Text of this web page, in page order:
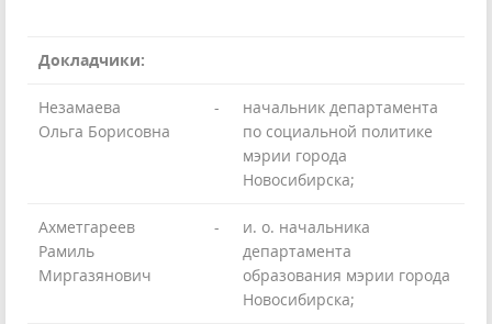
Докладчики:
Незамаева
Ольга Борисовна
-
начальник департамента
по социальной политике
мэрии города
Новосибирска;
Ахметгареев
Рамиль
Миргазянович
-
и. о. начальника
департамента
образования мэрии города
Новосибирска;